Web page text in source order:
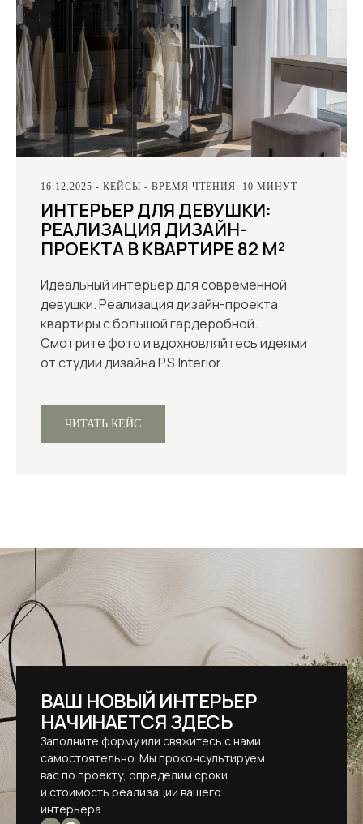
16.12.2025 - КЕЙСЫ - ВРЕМЯ ЧТЕНИЯ: 10 МИНУТ
ИНТЕРЬЕР ДЛЯ ДЕВУШКИ:
РЕАЛИЗАЦИЯ ДИЗАЙН-
ПРОЕКТА В КВАРТИРЕ 82 М²
Идеальный интерьер для современной
девушки. Реализация дизайн-проекта
квартиры с большой гардеробной.
Смотрите фото и вдохновляйтесь идеями
от студии дизайна P.S.Interior.
ЧИТАТЬ КЕЙС
ВАШ НОВЫЙ ИНТЕРЬЕР
НАЧИНАЕТСЯ ЗДЕСЬ
Заполните форму или свяжитесь с нами
самостоятельно. Мы проконсультируем
вас по проекту, определим сроки
и стоимость реализации вашего
интерьера.